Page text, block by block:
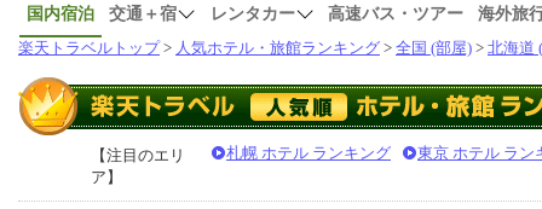
国内宿泊 交通＋宿 レンタカー 高速バス・ツアー
海外旅
楽天トラベルトップ> 人気ホテル・旅館ランキング > 全国 (部屋) > 北海道
【注目のエリ
ア】
札幌 ホテル ランキング 東京 ホテル ラン